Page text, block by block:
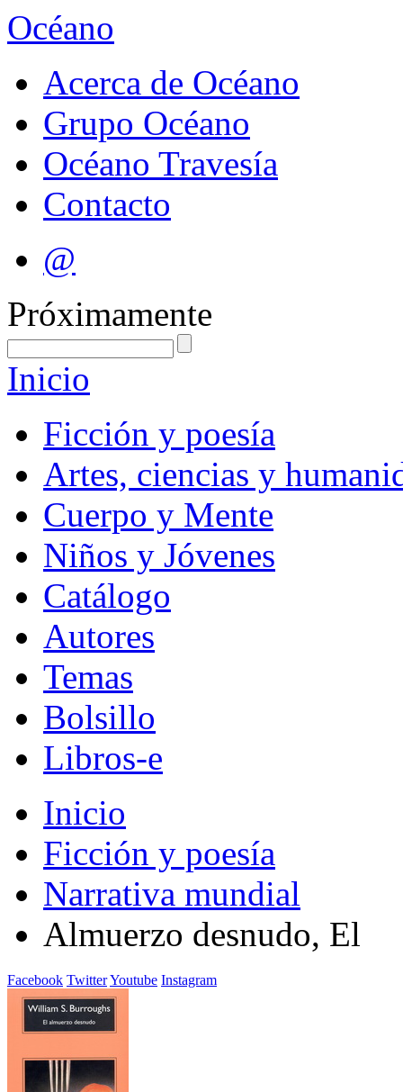
Océano
Acerca de Océano
Grupo Océano
Océano Travesía
Contacto
@
Próximamente
Inicio
Ficción y poesía
Artes, ciencias y
Cuerpo y Mente
Niños y Jóvenes
Catálogo
Autores
Temas
Bolsillo
Libros-e
Inicio
Ficción y poesía
Narrativa mundial
Almuerzo desnudo, El
Facebook TwitterYoutube Instagram